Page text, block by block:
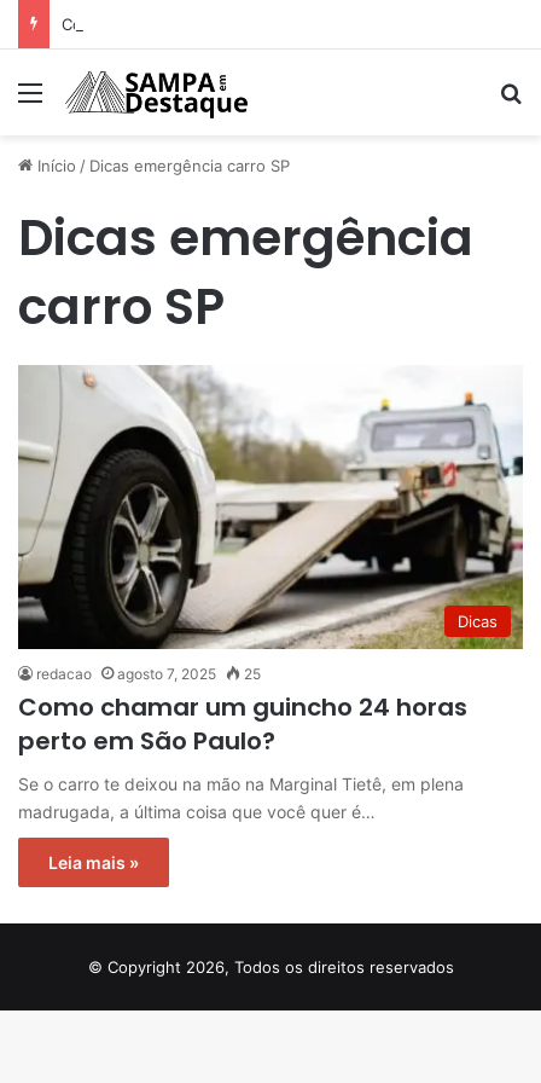
Menu
Início / Dicas emergência carro SP
Dicas emergência
carro SP
Dicas
redacao agosto 7, 2025 25
Como chamar um guincho 24 horas
perto em São Paulo?
Se o carro te deixou na mão na Marginal Tietê, em plena
madrugada, a última coisa que você quer é…
Leia mais »
© Copyright 2026, Todos os direitos reservados